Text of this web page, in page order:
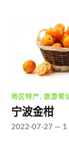
地区特产,旅游常
宁波金柑
2022-07-27 — 1